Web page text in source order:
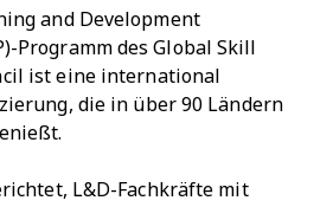
and Development
Programm des Global Skill
ist eine international
die in über 90 Ländern
L&D-Fachkräfte mit